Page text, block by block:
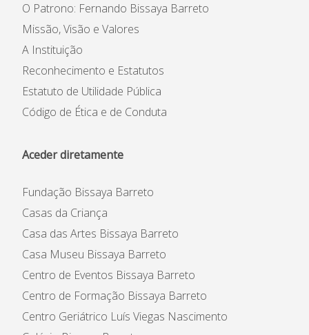
O Patrono: Fernando Bissaya Barreto
Missão, Visão e Valores
A Instituição
Reconhecimento e Estatutos
Estatuto de Utilidade Pública
Código de Ética e de Conduta
Aceder diretamente
Fundação Bissaya Barreto
Casas da Criança
Casa das Artes Bissaya Barreto
Casa Museu Bissaya Barreto
Centro de Eventos Bissaya Barreto
Centro de Formação Bissaya Barreto
Centro Geriátrico Luís Viegas Nascimento